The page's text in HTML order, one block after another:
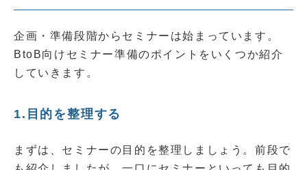
企画・準備段階からセミナーは始まっています。
BtoB向けセミナー準備のポイントをいくつか紹介
していきます。
1.目的を整理する
まずは、セミナーの目的を整理しましょう。前段で